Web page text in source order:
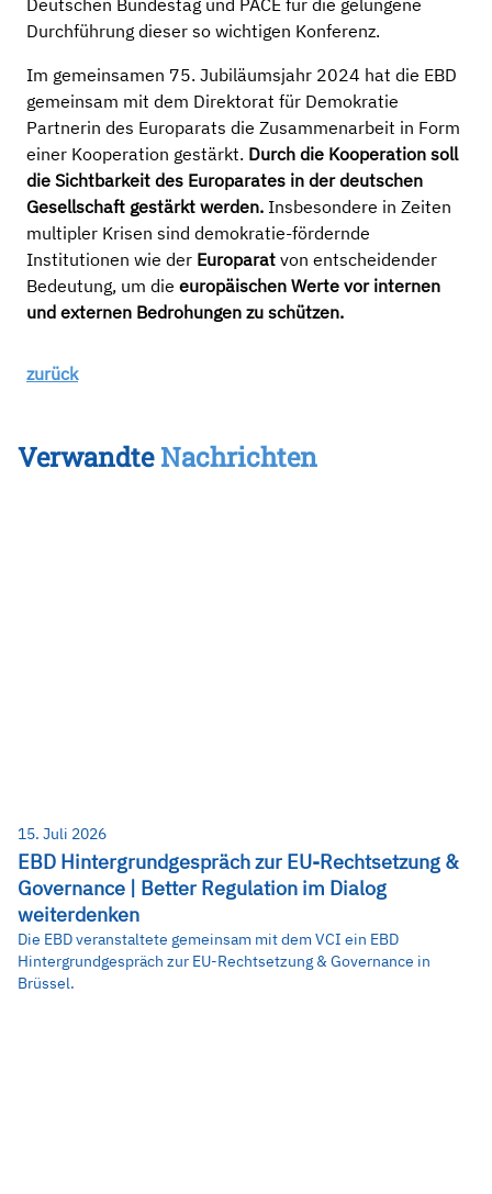
Deutschen Bundestag und PACE für die gelungene
Durchführung dieser so wichtigen Konferenz.
Im gemeinsamen 75. Jubiläumsjahr 2024 hat die EBD
gemeinsam mit dem Direktorat für Demokratie
Partnerin des Europarats die Zusammenarbeit in Form
einer Kooperation gestärkt. Durch die Kooperation soll
die Sichtbarkeit des Europarates in der deutschen
Gesellschaft gestärkt werden. Insbesondere in Zeiten
multipler Krisen sind demokratie-fördernde
Institutionen wie der Europarat von entscheidender
Bedeutung, um die europäischen Werte vor internen
und externen Bedrohungen zu schützen.
zurück
VerwandteNachrichten
15. Juli 2026
EBD Hintergrundgespräch zur EU-Rechtsetzung &
Governance | Better Regulation im Dialog
weiterdenken
Die EBD veranstaltete gemeinsam mit dem VCI ein EBD
Hintergrundgespräch zur EU-Rechtsetzung & Governance in
Brüssel.